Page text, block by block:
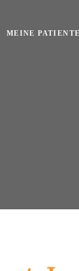
MEINE